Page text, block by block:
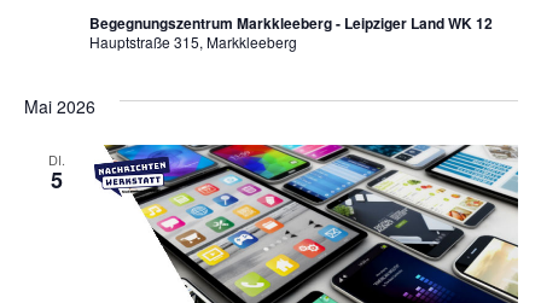
Begegnungszentrum Markkleeberg - Leipziger Land WK 12
Hauptstraße 315, Markkleeberg
Mai 2026
DI.
5